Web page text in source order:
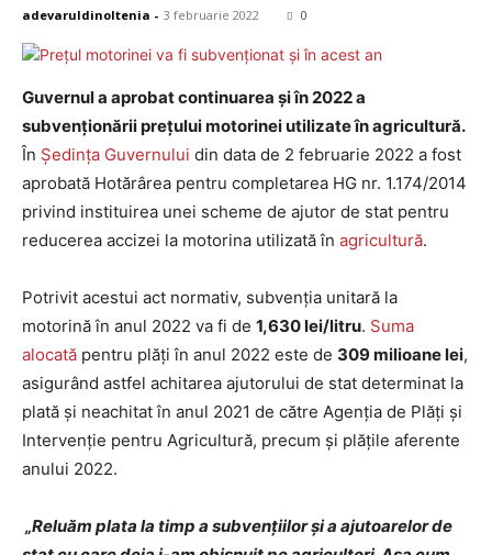
adevaruldinoltenia - 3 februarie 2022 0
Guvernul a aprobat continuarea și în 2022 a
subvenționării prețului motorinei utilizate în agricultură.
În Ședința Guvernului din data de 2 februarie 2022 a fost
aprobată Hotărârea pentru completarea HG nr. 1.174/2014
privind instituirea unei scheme de ajutor de stat pentru
reducerea accizei la motorina utilizată în agricultură.
Potrivit acestui act normativ, subvenția unitară la
motorină în anul 2022 va fi de 1,630 lei/litru. Suma
alocată pentru plăți în anul 2022 este de 309 milioane lei,
asigurând astfel achitarea ajutorului de stat determinat la
plată și neachitat în anul 2021 de către Agenția de Plăți și
Intervenție pentru Agricultură, precum și plățile aferente
anului 2022.
„Reluăm plata la timp a subvenţiilor şi a ajutoarelor de